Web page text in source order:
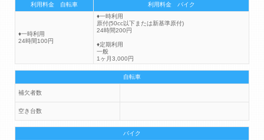
利用料金 自転車 利用料金 バイク
♦一時利用
24時間100円
♦一時利用
原付(50cc以下または新基準原付)
24時間200円
♦定期利用
一般
1ヶ月3,000円
自転車
補欠者数
空き台数
バイク